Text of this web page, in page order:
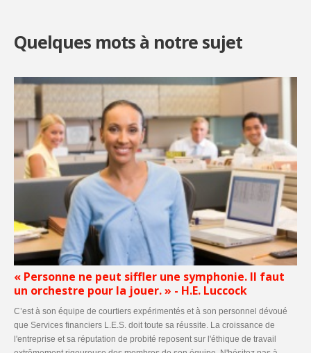
Quelques mots à notre sujet
« Personne ne peut siffler une symphonie. Il faut
un orchestre pour la jouer. » - H.E. Luccock
C’est à son équipe de courtiers expérimentés et à son personnel dévoué
que Services financiers L.E.S. doit toute sa réussite. La croissance de
l'entreprise et sa réputation de probité reposent sur l'éthique de travail